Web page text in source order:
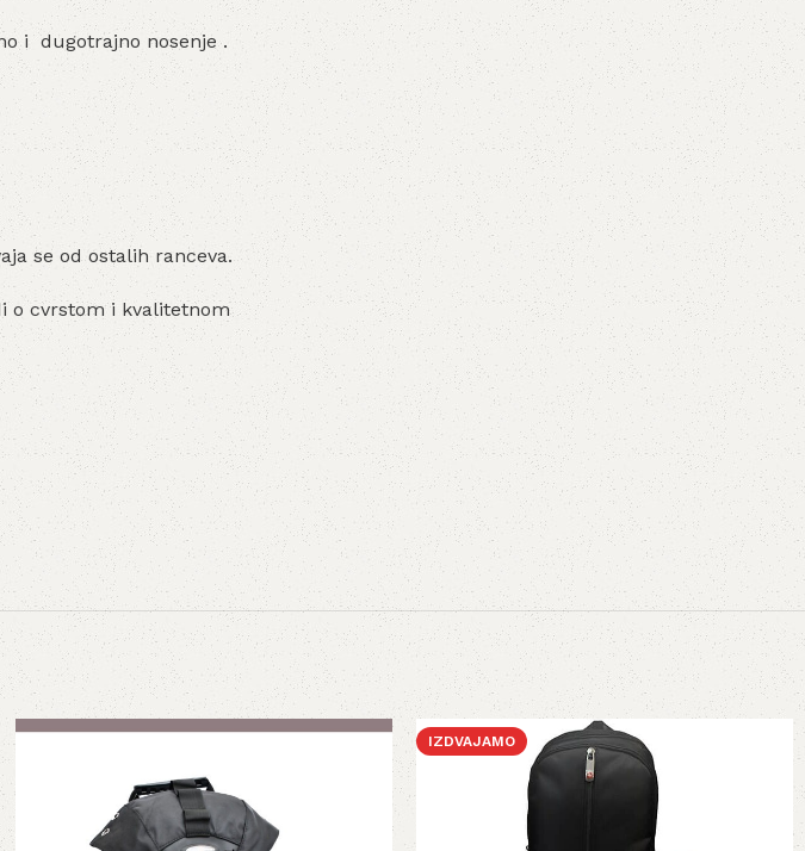
i dugotrajno nosenje .
se od ostalih ranceva.
o cvrstom i kvalitetnom
IZDVAJAMO